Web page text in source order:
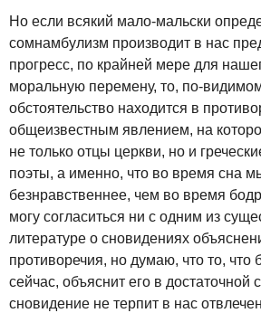
Но если всякий мало-мальски
сомнамбулизм производит в нас
прогресс, по крайней мере для
моральную перемену, то, по-
обстоятельство находится в
общеизвестным явлением, на
не только отцы церкви, но и
поэты, а именно, что во время сна
безнравственнее, чем во время
могу согласиться ни с одним из
литературе о сновидениях
противоречия, но думаю, что то, что
сейчас, объяснит его в достаточной
сновидение не терпит в нас